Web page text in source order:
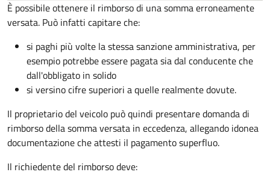
È possibile ottenere il rimborso di una somma erroneamente
versata. Può infatti capitare che:
si paghi più volte la stessa sanzione amministrativa, per
esempio potrebbe essere pagata sia dal conducente che
dall'obbligato in solido
si versino cifre superiori a quelle realmente dovute.
Il proprietario del veicolo può quindi presentare domanda di
rimborso della somma versata in eccedenza, allegando idonea
documentazione che attesti il pagamento superfluo.
Il richiedente del rimborso deve: